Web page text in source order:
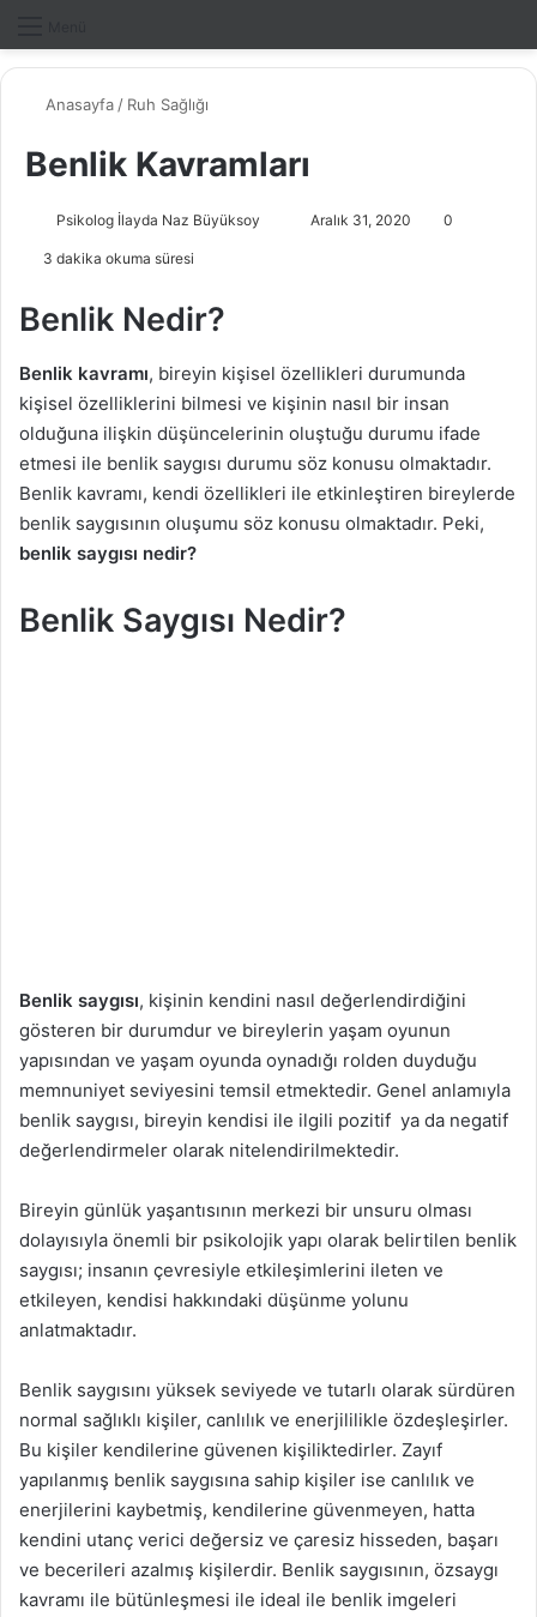
Anasayfa / Ruh Sağlığı
Benlik Kavramları
Psikolog İlayda Naz Büyüksoy
p
o
e
Aralık 31, 2020 0
3 dakika okuma süresi
Benlik Nedir?
Benlik kavramı, bireyin kişisel özellikleri durumunda
kişisel özelliklerini bilmesi ve kişinin nasıl bir insan
olduğuna ilişkin düşüncelerinin oluştuğu durumu ifade
etmesi ile benlik saygısı durumu söz konusu olmaktadır.
Benlik kavramı, kendi özellikleri ile etkinleştiren bireylerde
benlik saygısının oluşumu söz konusu olmaktadır. Peki,
benlik saygısı nedir?
Benlik Saygısı Nedir?
Benlik saygısı, kişinin kendini nasıl değerlendirdiğini
gösteren bir durumdur ve bireylerin yaşam oyunun
yapısından ve yaşam oyunda oynadığı rolden duyduğu
memnuniyet seviyesini temsil etmektedir. Genel anlamıyla
benlik saygısı, bireyin kendisi ile ilgili pozitif ya da negatif
değerlendirmeler olarak nitelendirilmektedir.
Bireyin günlük yaşantısının merkezi bir unsuru olması
dolayısıyla önemli bir psikolojik yapı olarak belirtilen benlik
saygısı; insanın çevresiyle etkileşimlerini ileten ve
etkileyen, kendisi hakkındaki düşünme yolunu
anlatmaktadır.
Benlik saygısını yüksek seviyede ve tutarlı olarak sürdüren
normal sağlıklı kişiler, canlılık ve enerjililikle özdeşleşirler.
Bu kişiler kendilerine güvenen kişiliktedirler. Zayıf
yapılanmış benlik saygısına sahip kişiler ise canlılık ve
enerjilerini kaybetmiş, kendilerine güvenmeyen, hatta
kendini utanç verici değersiz ve çaresiz hisseden, başarı
ve becerileri azalmış kişilerdir. Benlik saygısının, özsaygı
kavramı ile bütünleşmesi ile ideal ile benlik imgeleri